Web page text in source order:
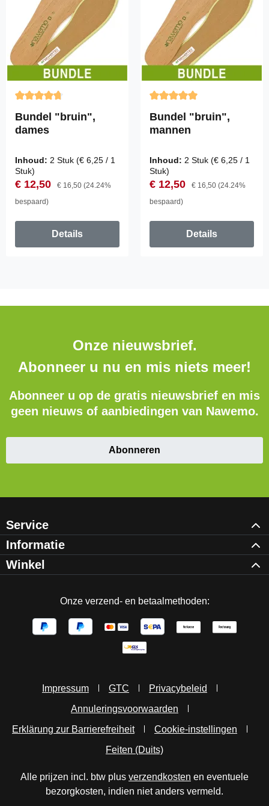
Gemiddelde waardering van 4.83 van 5 sterren
Bundel "bruin",
dames
Inhoud: 2 Stuk (€ 6,25 / 1
Stuk)
Verkoopprijs:
€ 12,50 Normale prijs:
€ 16,50 (24.24%
bespaard)
Details
Gemiddelde waardering
Bundel "bruin",
mannen
Inhoud: 2 Stuk (€ 6,25 / 1
Stuk)
Verkoopprijs:
€ 12,50 Normale prijs:
€ 16,50 (24.24%
bespaard)
Details
Onze nieuwsbrief.
Abonneer u nu en mis niets meer!
Abonneer u op de gratis nieuwsbrief en mis
geen nieuws of aanbiedingen van Nawemo.
Abonneren
Service
Informatie
Winkel
Onze verzend- en betaalmethoden:
Impressum GTC
Privacybeleid
Annuleringsvoorwaarden
Erklärung zur Barrierefreiheit
Cookie-instellingen
Feiten (Duits)
Alle prijzen incl. btw plus verzendkosten en eventuele
bezorgkosten, indien niet anders vermeld.